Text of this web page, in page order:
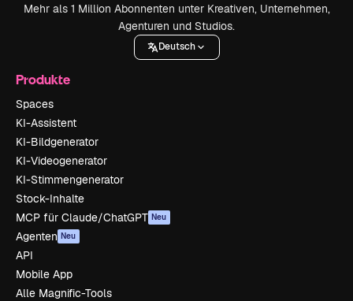
Mehr als 1 Million Abonnenten unter Kreativen, Unternehmen,
Agenturen und Studios.
Deutsch
Produkte
Spaces
KI-Assistent
KI-Bildgenerator
KI-Videogenerator
KI-Stimmengenerator
Stock-Inhalte
MCP für Claude/ChatGPT Neu
Agenten Neu
API
Mobile App
Alle Magnific-Tools